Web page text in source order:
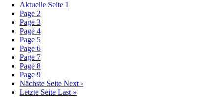
Aktuelle Seite 1
Page 2
Page 3
Page 4
Page 5
Page 6
Page 7
Page 8
Page 9
Nächste Seite Next ›
Letzte Seite Last »